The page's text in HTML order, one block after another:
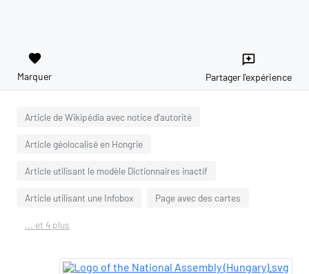
favorite
Marquer
reviews
Partager l'expérience
Article de Wikipédia avec notice d'autorité
Article géolocalisé en Hongrie
Article utilisant le modèle Dictionnaires inactif
Article utilisant une Infobox Page avec des cartes
... et 4 plus